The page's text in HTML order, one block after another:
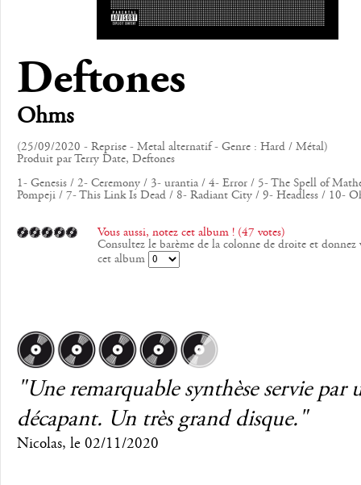
Deftones
Ohms
(25/09/2020 - Reprise - Metal alternatif - Genre : Hard / Métal)
Produit par Terry Date, Deftones
1- Genesis / 2- Ceremony / 3- urantia / 4- Error / 5- The Spell of
Pompeji / 7- This Link Is Dead / 8- Radiant City / 9- Headless / 10-
Vous aussi, notez cet album ! (47 votes)
Consultez le barème de la colonne de droite et donnez
cet album
"Une remarquable synthèse servie par
décapant. Un très grand disque."
Nicolas, le 02/11/2020